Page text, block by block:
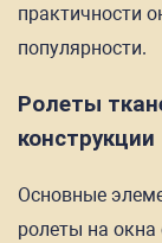
практичности
популярности.
Ролеты
конструкции
Основные
ролеты на